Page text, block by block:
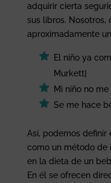
adquirir cierta
sus libros. Nosotros,
aproximadamente
El niño ya
Murkett]
Mi niño no
Se me hace
Así, podemos definir
como un método de
en la dieta de un
En él se ofrecen